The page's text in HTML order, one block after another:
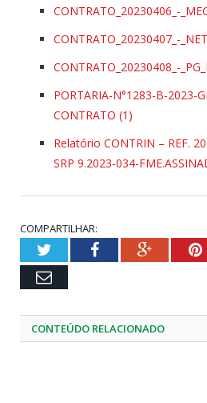
CONTRATO_20230406_-
CONTRATO_20230407_-
CONTRATO_20230408_-
PORTARIA-N°1283-B-2023-
CONTRATO (1)
Relatório CONTRIN – REF.
SRP 9.2023-034-
COMPARTILHAR:
TwitterFacebookGoogle+
Email
CONTEÚDO RELACIONADO